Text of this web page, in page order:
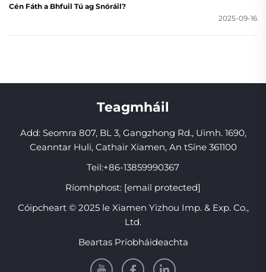
Cén Fáth a Bhfuil Tú ag Snóráil?
2025-09-16
Teagmháil
Add: Seomra 807, BL 3, Gangzhong Rd., Uimh. 1690,
Ceanntar Huli, Cathair Xiamen, An tSíne 361100
Teil:+86-13859990367
Ríomhphost: [email protected]
Cóipcheart © 2025 le Xiamen Yizhou Imp. & Exp. Co.,
Ltd.
Beartas Príobháideachta